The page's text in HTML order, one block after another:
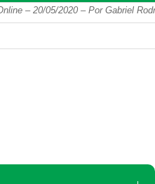
– 20/05/2020 – Por Gabriel